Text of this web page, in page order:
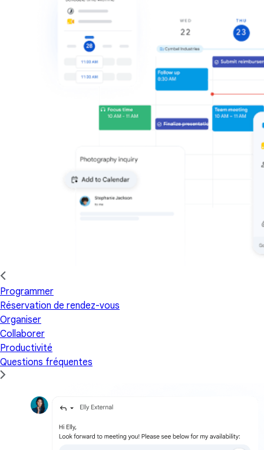
Programmer
Réservation de rendez-vous
Organiser
Collaborer
Productivité
Questions fréquentes